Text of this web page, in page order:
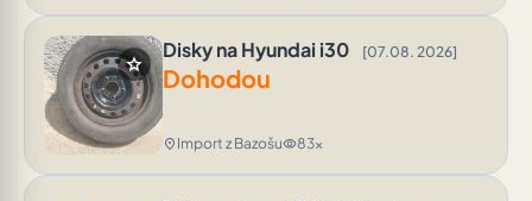
star
Disky na Hyundai i30 [07.08. 2026]
Dohodou
location_on Import z Bazošuvisibility83x